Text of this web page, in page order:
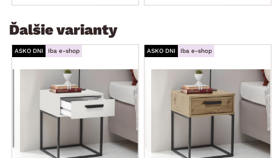
Ďalšie varianty
ASKO DNI Iba e-shop ASKO DNI Iba e-shop